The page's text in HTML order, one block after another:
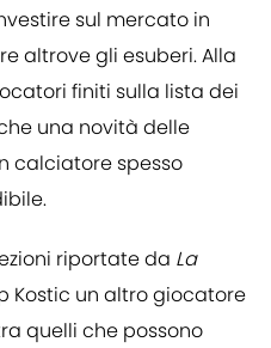
sul mercato in
altrove gli esuberi. Alla
finiti sulla lista dei
una novità delle
calciatore spesso
riportate da La
Kostic un altro giocatore
quelli che possono